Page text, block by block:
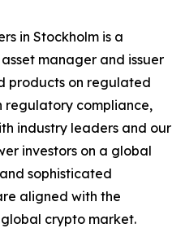
in Stockholm is a
manager and issuer
products on regulated
regulatory compliance,
industry leaders and our
investors on a global
sophisticated
aligned with the
crypto market.